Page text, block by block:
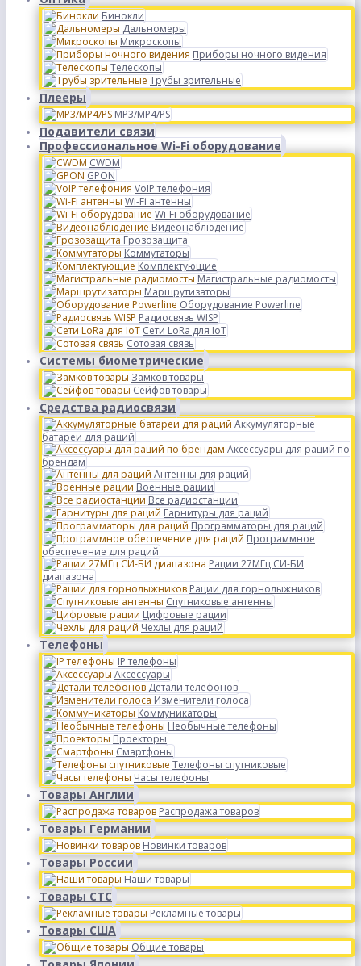
Бинокли
Дальномеры
Микроскопы
Приборы ночного видения
Телескопы
Трубы зрительные
Плееры
MP3/MP4/PS
Подавители связи
Профессиональное Wi-Fi оборудование
CWDM
GPON
VoIP телефония
Wi-Fi антенны
Wi-Fi оборудование
Видеонаблюдение
Грозозащита
Коммутаторы
Комплектующие
Магистральные радиомосты
Маршрутизаторы
Оборудование Powerline
Радиосвязь WISP
Сети LoRa для IoT
Сотовая связь
Системы биометрические
Замков товары
Сейфов товары
Средства радиосвязи
Аккумуляторные
батареи для раций
Аксессуары для раций по
брендам
Антенны для раций
Военные рации
Все радиостанции
Гарнитуры для раций
Программаторы для раций
Программное
обеспечение для раций
Рации 27МГц СИ-БИ
диапазона
Рации для горнолыжников
Спутниковые антенны
Цифровые рации
Чехлы для раций
Телефоны
IP телефоны
Аксессуары
Детали телефонов
Изменители голоса
Коммуникаторы
Необычные телефоны
Проекторы
Смартфоны
Телефоны спутниковые
Часы телефоны
Товары Англии
Распродажа товаров
Товары Германии
Новинки товаров
Товары России
Наши товары
Товары СТС
Рекламные товары
Товары США
Общие товары